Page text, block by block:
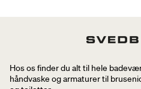
Hos os finder du alt til hele
håndvaske og armaturer til